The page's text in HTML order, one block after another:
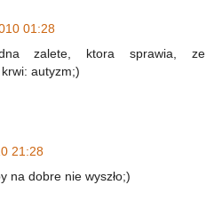
01:28
zalete, ktora sprawia, ze
autyzm;)
21:28
na dobre nie wyszło;)